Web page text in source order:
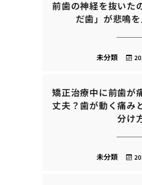
前歯の神経を抜いた
だ歯」が悲鳴
未分類
矯正治療中に前歯が
丈夫？歯が動く痛み
分け
未分類